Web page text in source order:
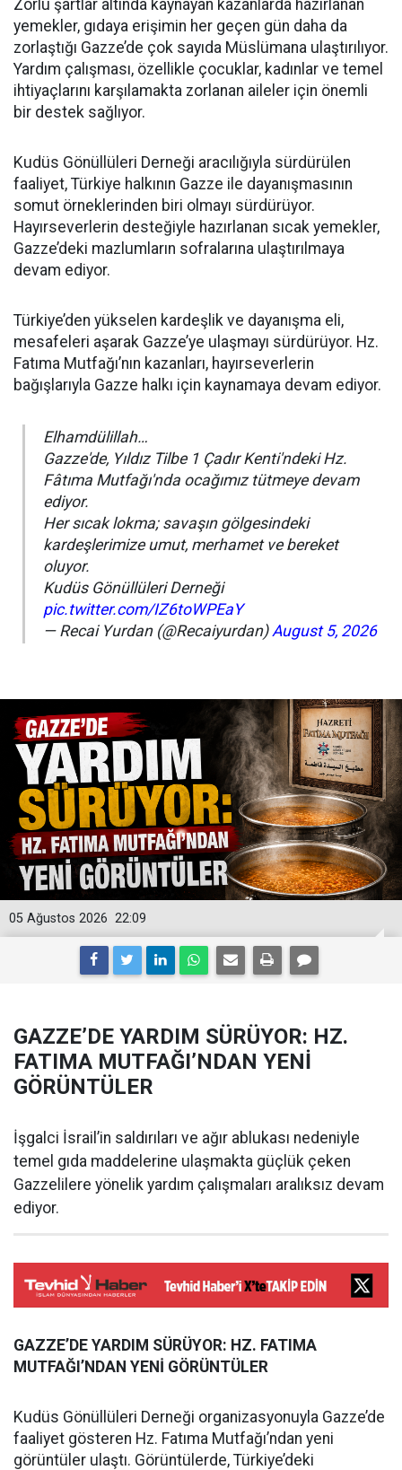
Zorlu şartlar altında kaynayan kazanlarda hazırlanan
yemekler, gıdaya erişimin her geçen gün daha da
zorlaştığı Gazze’de çok sayıda Müslümana ulaştırılıyor.
Yardım çalışması, özellikle çocuklar, kadınlar ve temel
ihtiyaçlarını karşılamakta zorlanan aileler için önemli
bir destek sağlıyor.
Kudüs Gönüllüleri Derneği aracılığıyla sürdürülen
faaliyet, Türkiye halkının Gazze ile dayanışmasının
somut örneklerinden biri olmayı sürdürüyor.
Hayırseverlerin desteğiyle hazırlanan sıcak yemekler,
Gazze’deki mazlumların sofralarına ulaştırılmaya
devam ediyor.
Türkiye’den yükselen kardeşlik ve dayanışma eli,
mesafeleri aşarak Gazze’ye ulaşmayı sürdürüyor. Hz.
Fatıma Mutfağı’nın kazanları, hayırseverlerin
bağışlarıyla Gazze halkı için kaynamaya devam ediyor.
Elhamdülillah…
Gazze'de, Yıldız Tilbe 1 Çadır Kenti'ndeki Hz.
Fâtıma Mutfağı'nda ocağımız tütmeye devam
ediyor.
Her sıcak lokma; savaşın gölgesindeki
kardeşlerimize umut, merhamet ve bereket
oluyor.
Kudüs Gönüllüleri Derneği
pic.twitter.com/IZ6toWPEaY
— Recai Yurdan (@Recaiyurdan)August 5, 2026
22:09
05 Ağustos 2026
GAZZE’DE YARDIM SÜRÜYOR: HZ.
FATIMA MUTFAĞI’NDAN YENİ
GÖRÜNTÜLER
İşgalci İsrail’in saldırıları ve ağır ablukası nedeniyle
temel gıda maddelerine ulaşmakta güçlük çeken
Gazzelilere yönelik yardım çalışmaları aralıksız devam
ediyor.
GAZZE’DE YARDIM SÜRÜYOR: HZ. FATIMA
MUTFAĞI’NDAN YENİ GÖRÜNTÜLER
Kudüs Gönüllüleri Derneği organizasyonuyla Gazze’de
faaliyet gösteren Hz. Fatıma Mutfağı’ndan yeni
görüntüler ulaştı. Görüntülerde, Türkiye’deki